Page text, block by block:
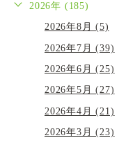
2026年 (185)
2026年8月 (5)
2026年7月 (39)
2026年6月 (25)
2026年5月 (27)
2026年4月 (21)
2026年3月 (23)